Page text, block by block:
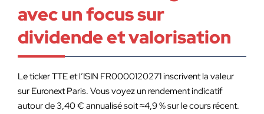
avec un focus sur
dividende et valorisation
Le ticker TTE et l’ISIN FR0000120271 inscrivent la valeur
sur Euronext Paris. Vous voyez un rendement indicatif
autour de 3,40 € annualisé soit ≈4,9 % sur le cours récent.